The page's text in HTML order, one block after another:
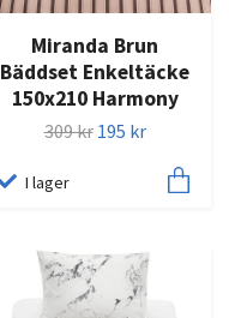
Miranda Brun
Bäddset Enkeltäcke
150x210 Harmony
309 kr 195 kr
I lager